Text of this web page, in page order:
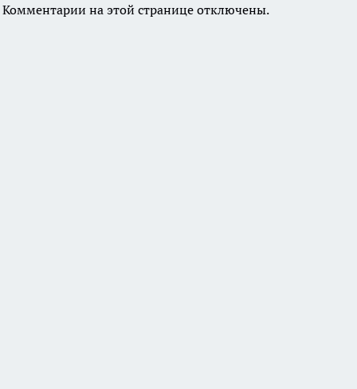
Комментарии на этой странице отключены.